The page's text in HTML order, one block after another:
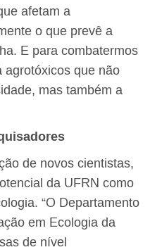
afetam a
o que prevê a
E para combatermos
agrotóxicos que não
mas também a
de novos cientistas,
da UFRN como
“O Departamento
em Ecologia da
de nível